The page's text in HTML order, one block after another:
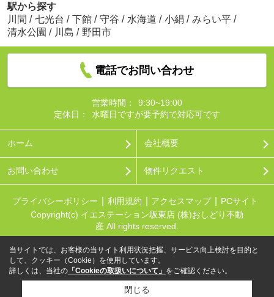
駅から探す
川間 / 七光台 / 下館 / 守谷 / 水海道 / 小絹 / みらい平 /
清水公園 / 川島 / 野田市
電話でお問い合わせ
営業時間：
9:30~19:00
定休日：
水曜日ですが要予約で対応可です
ホーム 会社概要
お問い合わせ 物件リクエスト
プライバシーポリシー 利用規約 アクセスマップ
PCサイト
Copyright(c) イエステーション坂東店 (株)おしどり不動
産 All rights reserved.
当サイトでは、お客様の当サイト利用状況把握、サービス向上検討を目的と
して、クッキー（Cookie）を使用しています。
詳しくは、当社の 「Cookieの取扱いについて」 をご確認ください。
閉じる